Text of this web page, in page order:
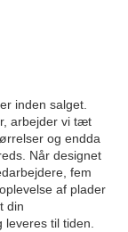
inden salget.
arbejder vi tæt
og endda
Når designet
fem
af plader
din
leveres til tiden.